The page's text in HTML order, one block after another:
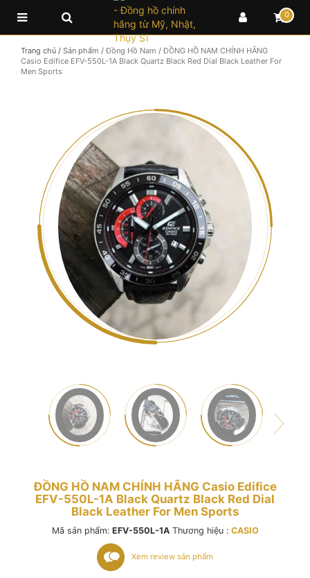
0
Trang chủ / Sản phẩm / Đồng Hồ Nam / ĐỒNG HỒ NAM CHÍNH HÃNG
Casio Edifice EFV-550L-1A Black Quartz Black Red Dial Black Leather For
Men Sports
ĐỒNG HỒ NAM CHÍNH HÃNG Casio Edifice
EFV-550L-1A Black Quartz Black Red Dial
Black Leather For Men Sports
Mã sản phẩm: EFV-550L-1A Thương hiệu : CASIO
Xem review sản phẩm